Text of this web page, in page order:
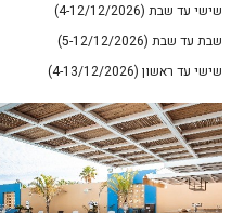
שישי עד שבת (4-12/12/2026)
שבת עד שבת (5-12/12/2026)
שישי עד ראשון (4-13/12/2026)